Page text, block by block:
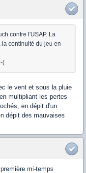
contre l'USAP. La
continuité du jeu en
(
le vent et sous la pluie
multipliant les pertes
en dépit d'un
dépit des mauvaises
mi-temps